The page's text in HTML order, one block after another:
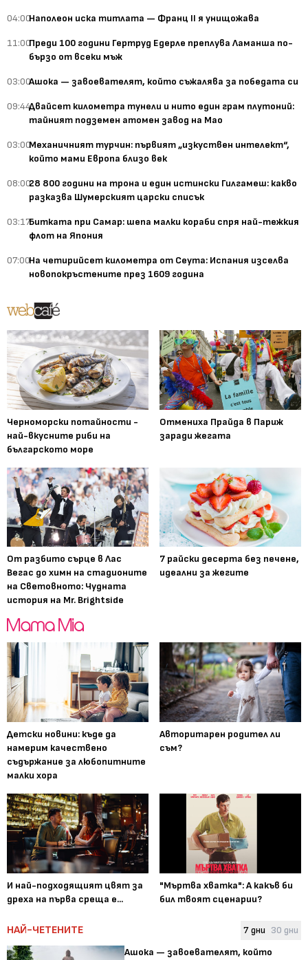
04:00Наполеон иска титлата — Франц II я унищожава
11:00Преди 100 години Гертруд Едерле преплува Ламанша по-
бързо от всеки мъж
03:00Ашока — завоевателят, който съжалява за победата си
09:44Двайсет километра тунели и нито един грам плутоний:
тайният подземен атомен завод на Мао
03:00Механичният турчин: първият „изкуствен интелект“,
който мами Европа близо век
08:0028 800 години на трона и един истински Гилгамеш: какво
разказва Шумерският царски списък
03:17Битката при Самар: шепа малки кораби спря най-тежкия
флот на Япония
07:00На четирийсет километра от Сеута: Испания изселва
новопокръстените през 1609 година
Черноморски потайности -
най-вкусните риби на
българското море
Отмениха Прайда в Париж
заради жегата
От разбито сърце в Лас
Вегас до химн на стадионите
на Световното: Чудната
история на Mr. Brightside
7 райски десерта без печене,
идеални за жегите
Детски новини: къде да
намерим качествено
съдържание за любопитните
малки хора
Авторитарен родител ли
съм?
И най-подходящият цвят за
дреха на първа среща е...
"Мъртва хватка": А какъв би
бил твоят сценарии?
НАЙ-ЧЕТЕНИТЕ 7 дни 30 дни
Ашока — завоевателят, който